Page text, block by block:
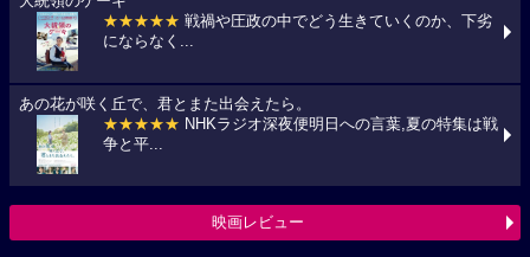
★★★★★ 戦禍や圧政の中でどう生きていくのか、下劣
にならなく...
あの花が咲く丘で、君とまた出会えたら。
★★★★★ NHKラジオ深夜便明日への言葉,夏の特集は戦
争と平...
映画レビュー